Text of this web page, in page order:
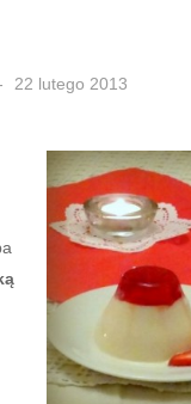
22 lutego 2013